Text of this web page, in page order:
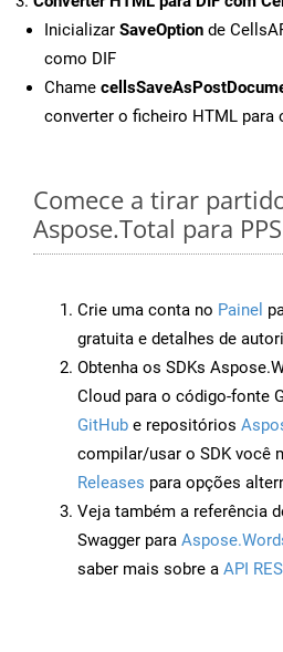
Inicializar SaveOption de
como DIF
Chame
converter o ficheiro HTML para
Comece a tirar
Aspose.Total para
Crie uma conta no Painel
gratuita e detalhes de
Obtenha os SDKs
Cloud para o código-fonte
GitHub e repositórios
compilar/usar o SDK você
Releases para opções
Veja também a referência
Swagger para
saber mais sobre a API